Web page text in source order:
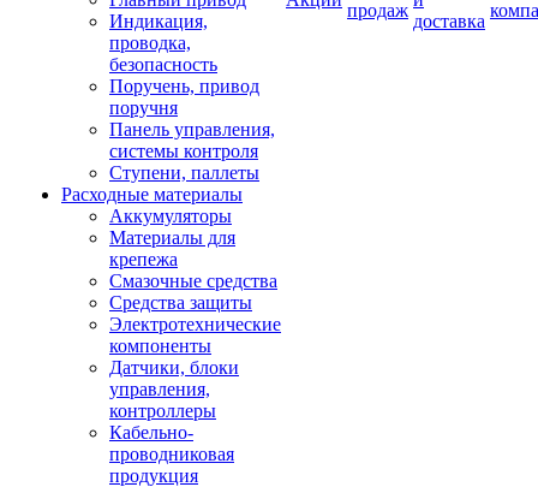
Индикация,
проводка,
безопасность
Поручень, привод
поручня
Панель управления,
системы контроля
Ступени, паллеты
Расходные материалы
Аккумуляторы
Материалы для
крепежа
Смазочные средства
Средства защиты
Электротехнические
компоненты
Датчики, блоки
управления,
контроллеры
Кабельно-
проводниковая
продукция
продаж
доставка